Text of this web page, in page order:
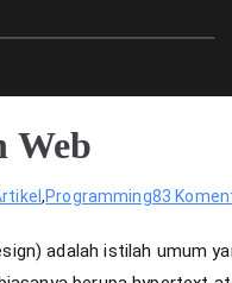
Web
,Programming83
adalah istilah umum